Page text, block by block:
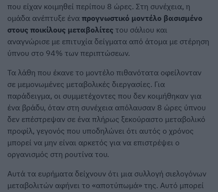
που είχαν κοιμηθεί περίπου 8 ώρες. Στη συνέχεια, η
ομάδα ανέπτυξε ένα προγνωστικό μοντέλο βασισμένο
στους ποικίλους μεταβολίτες του σάλιου και
αναγνώρισε με επιτυχία δείγματα από άτομα με στέρηση
ύπνου στο 94% των περιπτώσεων.
Τα λάθη που έκανε το μοντέλο πιθανότατα οφείλονταν
σε μεμονωμένες μεταβολικές διεργασίες. Για
παράδειγμα, οι συμμετέχοντες που δεν κοιμήθηκαν για
ένα βράδυ, όταν στη συνέχεια απόλαυσαν 8 ώρες ύπνου
δεν επέστρεψαν σε ένα πλήρως ξεκούραστο μεταβολικό
προφίλ, γεγονός που υποδηλώνει ότι αυτός ο χρόνος
μπορεί να μην είναι αρκετός για να επιστρέψει ο
οργανισμός στη ρουτίνα του.
Αυτά τα ευρήματα δείχνουν ότι μια συλλογή σιελογόνων
μεταβολιτών αφήνει το «αποτύπωμά» της. Αυτό μπορεί